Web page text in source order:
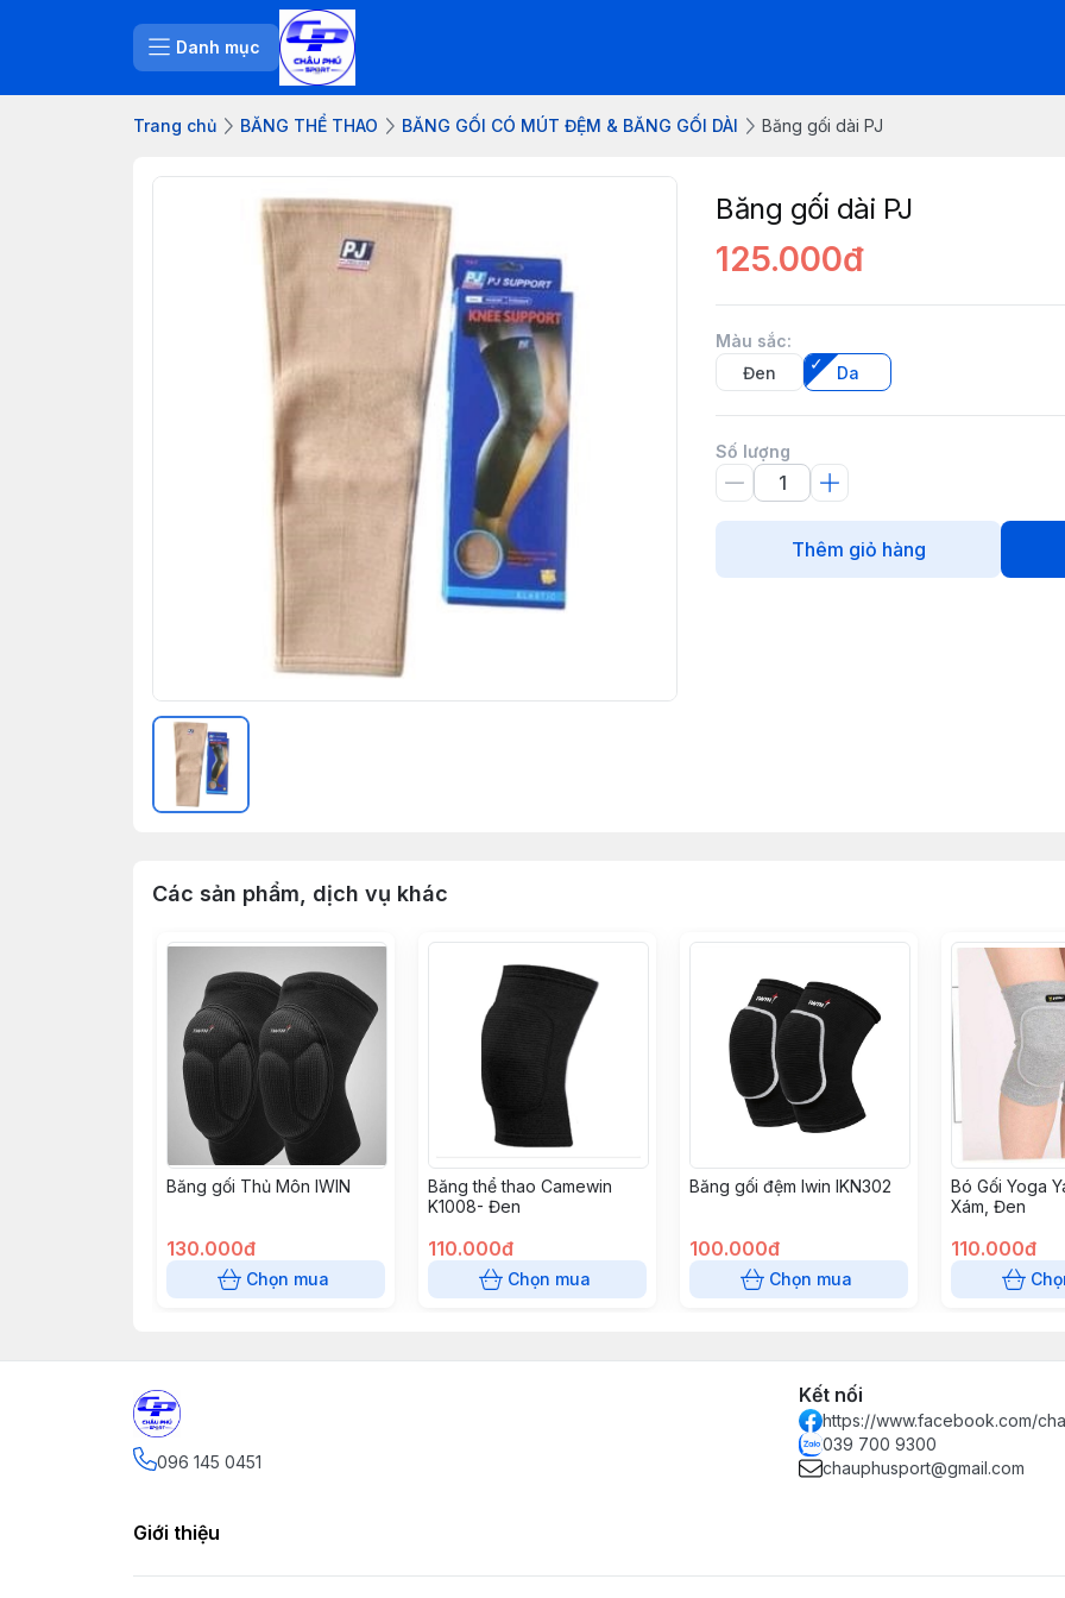
Danh mục
Trang chủ BĂNG THỂ THAO BĂNG GỐI CÓ MÚT ĐỆM & BĂNG GỐI DÀI Băng gối dài PJ
Băng gối dài PJ
125.000đ
Màu sắc:
Đen
Da
Số lượng
Thêm giỏ hàng
Các sản phẩm, dịch vụ khác
Băng gối Thủ Môn IWIN
130.000đ
Chọn mua
Băng thể thao Camewin
K1008- Đen
110.000đ
Chọn mua
Băng gối đệm Iwin IKN302
100.000đ
Chọn mua
Bó Gối Yoga
Xám, Đen
110.000đ
096 145 0451
Kết nối
https://www.facebook.com/
039 700 9300
chauphusport@gmail.com
Giới thiệu